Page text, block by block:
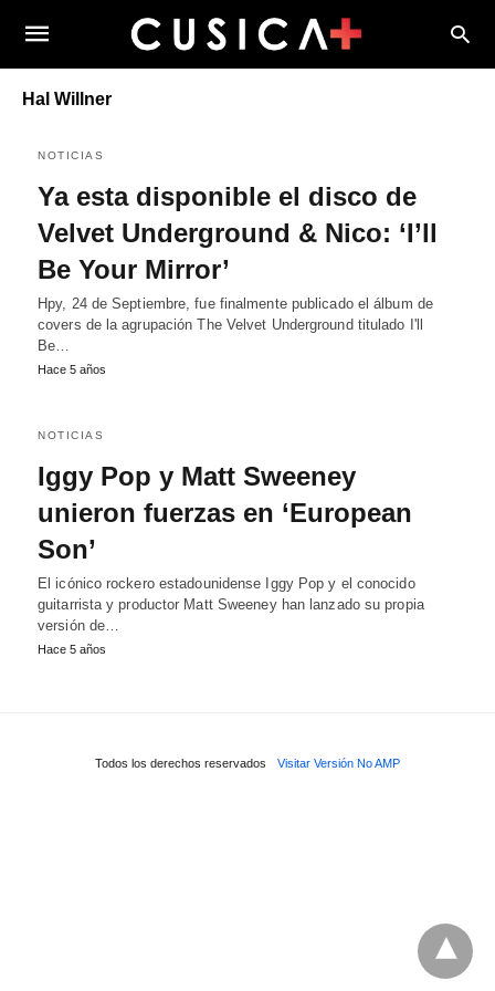
Hal Willner
NOTICIAS
Ya esta disponible el disco de
Velvet Underground & Nico: ‘I’ll
Be Your Mirror’
Hpy, 24 de Septiembre, fue finalmente publicado el álbum de
covers de la agrupación The Velvet Underground titulado I'll
Be…
Hace 5 años
NOTICIAS
Iggy Pop y Matt Sweeney
unieron fuerzas en ‘European
Son’
El icónico rockero estadounidense Iggy Pop y el conocido
guitarrista y productor Matt Sweeney han lanzado su propia
versión de…
Hace 5 años
Todos los derechos reservados Visitar Versión No AMP